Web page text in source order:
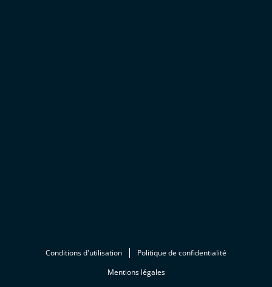
Conditions d'utilisation
Politique de confidentialité
Mentions légales